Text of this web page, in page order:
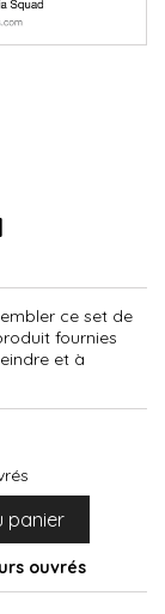
ce set de
fournies
et à
panier
ouvrés